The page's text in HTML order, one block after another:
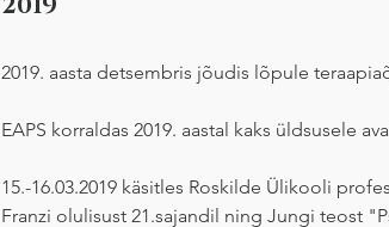
2019. aasta detsembris jõudis lõpule
EAPS korraldas 2019. aastal kaks üldsusele
15.-16.03.2019 käsitles Roskilde Ülikooli
Franzi olulisust 21.sajandil ning Jungi teost